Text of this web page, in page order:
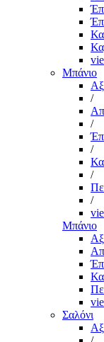
Μπάνιο
/
/
/
/
/
Μπάνιο
Σαλόνι